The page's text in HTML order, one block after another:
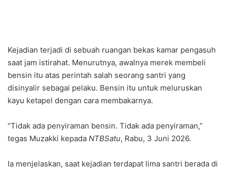
Kejadian terjadi di sebuah ruangan bekas kamar pengasuh
saat jam istirahat. Menurutnya, awalnya merek membeli
bensin itu atas perintah salah seorang santri yang
disinyalir sebagai pelaku. Bensin itu untuk meluruskan
kayu ketapel dengan cara membakarnya.
“Tidak ada penyiraman bensin. Tidak ada penyiraman,”
tegas Muzakki kepada NTBSatu, Rabu, 3 Juni 2026.
Ia menjelaskan, saat kejadian terdapat lima santri berada di